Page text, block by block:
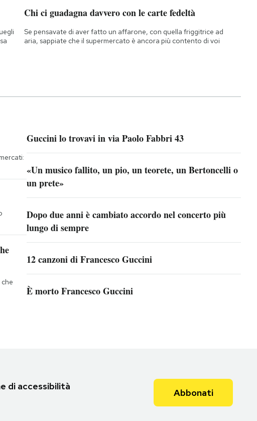
Chi ci guadagna davvero con le carte fedeltà
Se pensavate di aver fatto un affarone, con quella friggitrice ad
aria, sappiate che il supermercato è ancora più contento di voi
Guccini lo trovavi in via Paolo Fabbri 43
«Un musico fallito, un pio, un teorete, un Bertoncelli o
un prete»
Dopo due anni è cambiato accordo nel concerto più
lungo di sempre
12 canzoni di Francesco Guccini
È morto Francesco Guccini
di accessibilità
Abbonati